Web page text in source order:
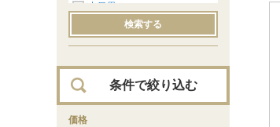
中目黒
検索する
条件で絞り込む
価格